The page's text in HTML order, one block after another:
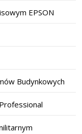
EPSON
Budynkowych